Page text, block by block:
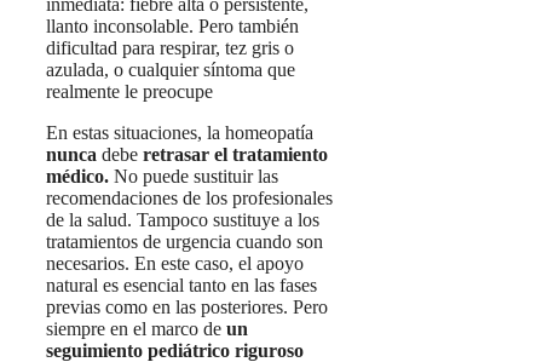
llanto inconsolable. Pero también
dificultad para respirar, tez gris o
azulada, o cualquier síntoma que
realmente le preocupe
En estas situaciones, la homeopatía
nunca debe retrasar el tratamiento
médico. No puede sustituir las
recomendaciones de los profesionales
de la salud. Tampoco sustituye a los
tratamientos de urgencia cuando son
necesarios. En este caso, el apoyo
natural es esencial tanto en las fases
previas como en las posteriores. Pero
siempre en el marco de un
seguimiento pediátrico riguroso